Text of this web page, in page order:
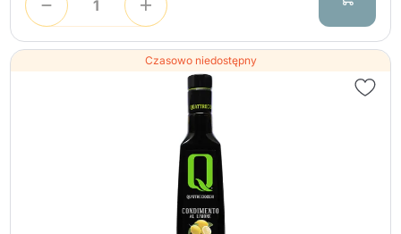
Czasowo niedostępny